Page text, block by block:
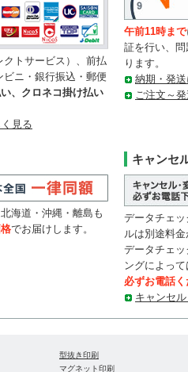
クトサービス）、前払
ビニ・銀行振込・郵便
、クロネコ掛け払い
見る
海道・沖縄・離島も
でお届けします。
午前11時まで
証を行い、
ります。
納期・発
ご注文～
キャンセ
データチェ
ルは別途料
データチェ
ングによっ
必ずお電話
キャンセ
型抜き印刷
マグネット印刷